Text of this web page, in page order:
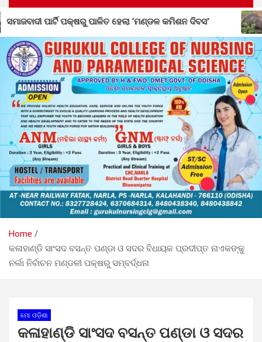
କମିଶନ ଦିବସ’ ନର୍ଲା ରେଞ୍ଜରେ ଶିଶୁ ହାତୀର ମୃତ୍ୟୁ
Home
କଳାହାଣ୍ଡି ସାଂସଦ ବସନ୍ତ ପଣ୍ଡା ଓ ସଦର ବିଧାୟକ ପ୍ରଦୀପ୍ତ ନାଏକଙ୍କୁ
ନର୍ଲା ନିର୍ବାଚନ ମଣ୍ଡଳୀ ପକ୍ଷରୁ ସମ୍ବର୍ଦ୍ଧନା
ମୋ ଓଡ଼ିଶା
କଳାହାଣ୍ଡି ସାଂସଦ ବସନ୍ତ ପଣ୍ଡା ଓ ସଦର